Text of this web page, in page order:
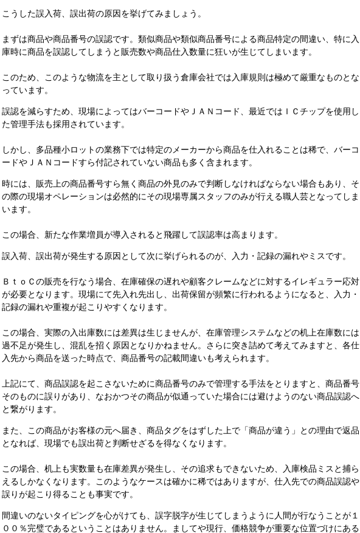
こうした誤入荷、誤出荷の原因を挙げてみましょう。
まずは商品や商品番号の誤認です。類似商品や類似商品番号による商品特定の間違い、特に入
庫時に商品を誤認してしまうと販売数や商品仕入数量に狂いが生じてしまいます。
このため、このような物流を主として取り扱う倉庫会社では入庫規則は極めて厳重なものとな
っています。
誤認を減らすため、現場によってはバーコードやＪＡＮコード、最近ではＩＣチップを使用し
た管理手法も採用されています。
しかし、多品種小ロットの業務下では特定のメーカーから商品を仕入れることは稀で、バーコ
ードやＪＡＮコードすら付記されていない商品も多く含まれます。
時には、販売上の商品番号すら無く商品の外見のみで判断しなければならない場合もあり、そ
の際の現場オペレーションは必然的にその現場専属スタッフのみが行える職人芸となってしま
います。
この場合、新たな作業増員が導入されると飛躍して誤認率は高まります。
誤入荷、誤出荷が発生する原因として次に挙げられるのが、入力・記録の漏れやミスです。
ＢｔｏＣの販売を行なう場合、在庫確保の遅れや顧客クレームなどに対するイレギュラー応対
が必要となります。現場にて先入れ先出し、出荷保留が頻繁に行われるようになると、入力・
記録の漏れや重複が起こりやすくなります。
この場合、実際の入出庫数には差異は生じませんが、在庫管理システムなどの机上在庫数には
過不足が発生し、混乱を招く原因となりかねません。さらに突き詰めて考えてみますと、各仕
入先から商品を送った時点で、商品番号の記載間違いも考えられます。
上記にて、商品誤認を起こさないために商品番号のみで管理する手法をとりますと、商品番号
そのものに誤りがあり、なおかつその商品が似通っていた場合には避けようのない商品誤認へ
と繋がります。
また、この商品がお客様の元へ届き、商品タグをはずした上で「商品が違う」との理由で返品
となれば、現場でも誤出荷と判断せざるを得なくなります。
この場合、机上も実数量も在庫差異が発生し、その追求もできないため、入庫検品ミスと捕ら
えるしかなくなります。このようなケースは確かに稀ではありますが、仕入先での商品誤認や
誤りが起こり得ることも事実です。
間違いのないタイピングを心がけても、誤字脱字が生じてしまうように人間が行なうことが１
００％完璧であるということはありません。ましてや現行、価格競争が重要な位置づけにある